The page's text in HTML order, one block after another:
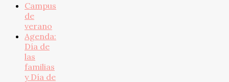
Campus
de
verano
Agenda:
Día de
las
familias
y Día de